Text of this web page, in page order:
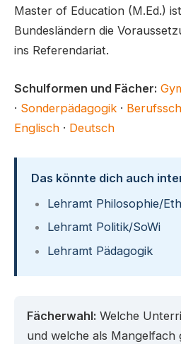
Master of Education (M.Ed.)
Bundesländern die
ins Referendariat.
Schulformen und Fächer:
· Sonderpädagogik ·
Englisch · Deutsch
Das könnte dich auch
Lehramt Philosophie/
Lehramt Politik/SoWi
Lehramt Pädagogik
Fächerwahl: Welche
und welche als